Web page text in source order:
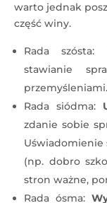
warto jednak
część winy.
Rada szósta:
stawianie
przemyśleniami.
Rada siódma:
zdanie sobie
Uświadomienie
(np. dobro
stron ważne,
Rada ósma: